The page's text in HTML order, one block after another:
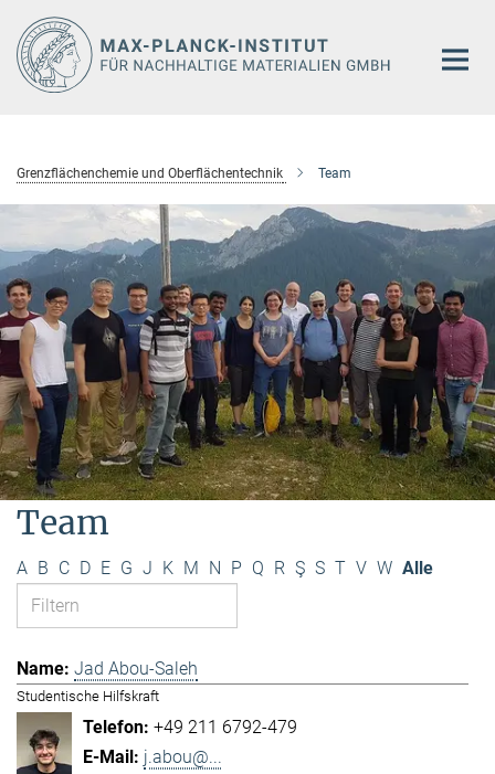
Hauptinhalt
Grenzflächenchemie und Oberflächentechnik Team
Team
A B C D E G J K M N P Q R Ş S T V W Alle
Jad Abou-Saleh
Studentische Hilfskraft
+49 211 6792-479
j.abou@...